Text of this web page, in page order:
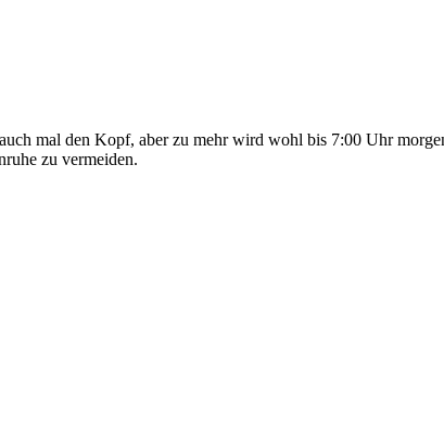
mal den Kopf, aber zu mehr wird wohl bis 7:00 Uhr
zu vermeiden.